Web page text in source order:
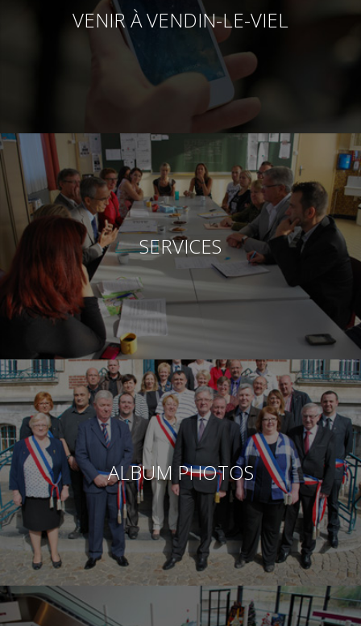
VENIR À VENDIN-LE-VIEL
SERVICES
ALBUM PHOTOS